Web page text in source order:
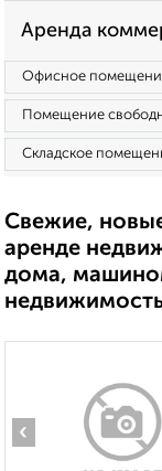
Аренда
Офисное
Помещение
Складское
Свежие,
аренде
дома,
‹